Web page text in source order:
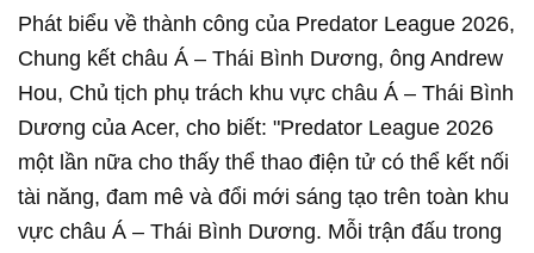
Phát biểu về thành công của Predator League 2026,
Chung kết châu Á – Thái Bình Dương, ông Andrew
Hou, Chủ tịch phụ trách khu vực châu Á – Thái Bình
Dương của Acer, cho biết: "Predator League 2026
một lần nữa cho thấy thể thao điện tử có thể kết nối
tài năng, đam mê và đổi mới sáng tạo trên toàn khu
vực châu Á – Thái Bình Dương. Mỗi trận đấu trong